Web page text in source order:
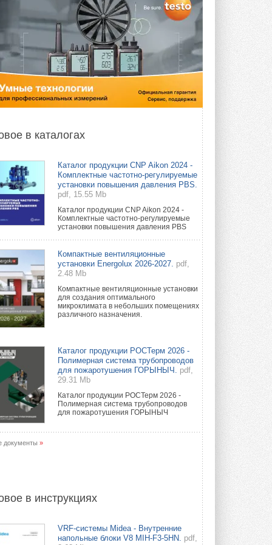
в каталогах
Каталог продукции CNP Aikon 2024 -
Комплектные частотно-регулируемые
установки повышения давления PBS.
pdf, 15.55 Mb
Каталог продукции CNP Aikon 2024 -
Комплектные частотно-регулируемые
установки повышения давления PBS
Компактные вентиляционные
установки Energolux 2026-2027. pdf,
2.48 Mb
Компактные вентиляционные установки
для создания оптимального
микроклимата в небольших помещениях
различного назначения.
Каталог продукции РОСТерм 2026 -
Полимерная система трубопроводов
для пожаротушения ГОРЫНЫЧ.
pdf,
29.31 Mb
Каталог продукции РОСТерм 2026 -
Полимерная система трубопроводов
для пожаротушения ГОРЫНЫЧ
документы »
в инструкциях
VRF-системы Midea - Внутренние
напольные блоки V8 MIH-F3-5HN. pdf,